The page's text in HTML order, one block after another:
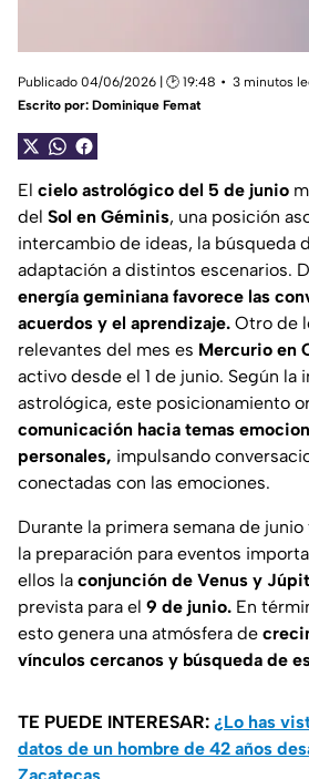
Publicado 04/06/2026 | 🕑 19:48
3 minutos
Escrito por: Dominique Femat
El cielo astrológico del 5 de junio
del Sol en Géminis, una posición
intercambio de ideas, la búsqueda
adaptación a distintos escenarios.
energía geminiana favorece las
acuerdos y el aprendizaje. Otro de
relevantes del mes es Mercurio en
activo desde el 1 de junio. Según la
astrológica, este posicionamiento
comunicación hacia temas
personales, impulsando
conectadas con las emociones.
Durante la primera semana de
la preparación para eventos
ellos la conjunción de Venus y
prevista para el 9 de junio. En
esto genera una atmósfera de
vínculos cercanos y búsqueda de
TE PUEDE INTERESAR: ¿Lo has
datos de un hombre de 42 años